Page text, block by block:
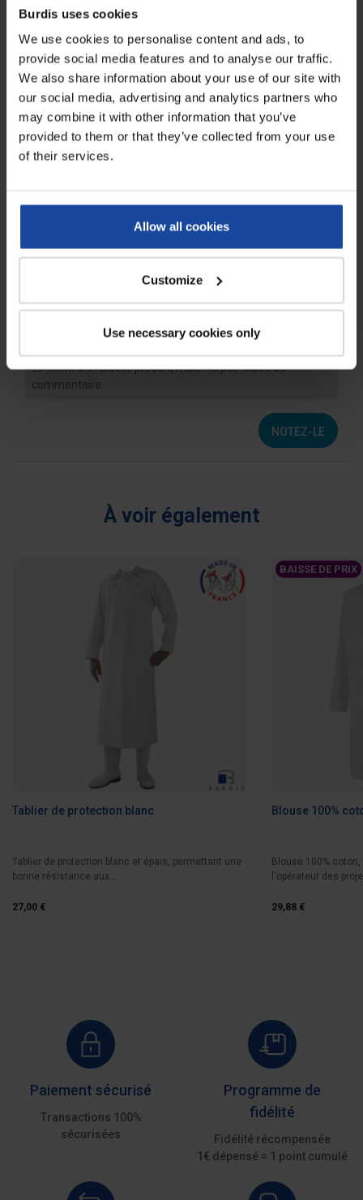
Burdis uses cookies
We use cookies to personalise content and ads, to
provide social media features and to analyse our traffic.
We also share information about your use of our site with
our social media, advertising and analytics partners who
may combine it with other information that you’ve
provided to them or that they’ve collected from your use
of their services.
Allow all cookies
Customize
Use necessary cookies only
Fiche technique
Longueur 40 cm
40 g la manchette
Epaisseur 400 µ
TOUT A FAIT CE QUE JE CHERCHAI DEPUIS LONGTEMPS
Le Client a évalué le produit, mais n’a pas laissé de
commentaire
NOTEZ-LE
À voir également
Tablier de protection blanc
Tablier de protection blanc et épais, permettant une
bonne résistance aux...
27,00 €
BAISSE DE PRIX
Blouse 100%
Blouse 100%
l'opérateur des
29,88 €
Paiement sécurisé
Transactions 100%
sécurisées
Programme de
fidélité
Fidélité récompensée
1€ dépensé = 1 point cumulé